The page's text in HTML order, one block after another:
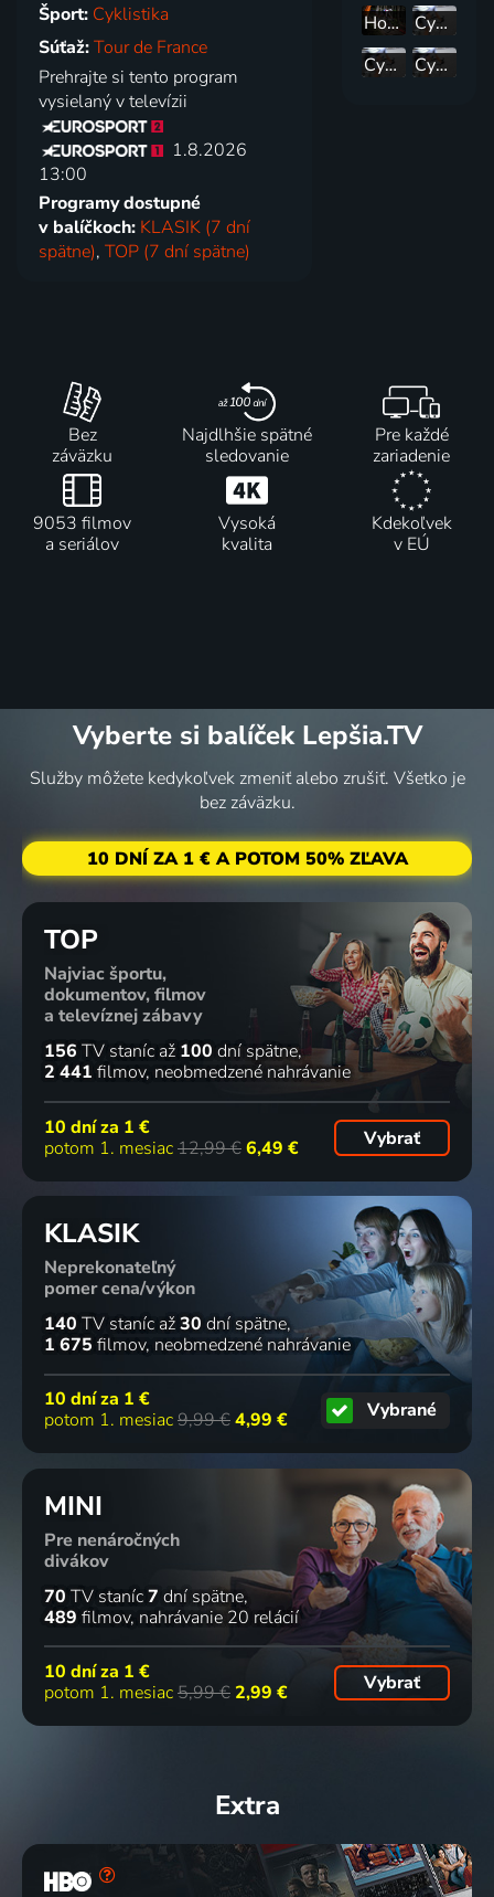
Šport: Cyklistika
Súťaž:Tour de France
Prehrajte si tento program
vysielaný v televízii
1.8.2026
13:00
Programy dostupné
v balíčkoch: KLASIK (7 dní
spätne),TOP (7 dní spätne)
Horská kola: Mistrovství Evropy
Cyklistika - Tour de France 2026 - Tour de France 2026 (12. etapa): Circuit de Nevers Magny-Cours - Chalon sur-Saône (181 km)
Cyklistika - Tour de France 2026 - Tour de France 2026 (7. etapa): Hagetmau - Bordeaux (175 km)
Cyklistika - Tour de France 2026 - Tour de France 2026 (8. etapa): Perigueux - Bergerac (182 km)
Bez
záväzku
Najdlhšie spätné
sledovanie
Pre každé
zariadenie
9053 filmov
a seriálov
Vysoká
kvalita
Kdekoľvek
v EÚ
Vyberte si balíček Lepšia.TV
Služby môžete kedykoľvek zmeniť alebo zrušiť. Všetko je
bez záväzku.
10 DNÍ ZA 1 € A POTOM 50% ZĽAVA
TOP
Najviac športu,
dokumentov, filmov
a televíznej zábavy
156 TV staníc až 100 dní spätne
2 441 filmov neobmedzené nahrávanie
10 dní za 1 €
potom 1. mesiac12,99 €6,49 € Vybrať
KLASIK
Neprekonateľný
pomer cena/výkon
140 TV staníc až30 dní spätne
1 675 filmov neobmedzené nahrávanie
10 dní za 1 €
potom 1. mesiac9,99 €4,99 € Vybrané
MINI
Pre nenáročných
divákov
70 TV staníc7 dní spätne
489 filmov nahrávanie 20 relácií
10 dní za 1 €
potom 1. mesiac5,99 € 2,99 € Vybrať
Extra